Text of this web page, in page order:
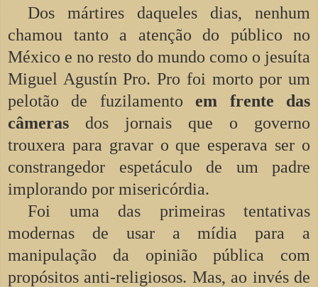
Dos mártires daqueles dias, nenhum
chamou tanto a atenção do público no
México e no resto do mundo como o jesuíta
Miguel Agustín Pro. Pro foi morto por um
pelotão de fuzilamentoem frente das
câmeras dos jornais que o governo
trouxera para gravar o que esperava ser o
constrangedor espetáculo de um padre
implorando por misericórdia.
Foi uma das primeiras tentativas
modernas de usar a mídia para a
manipulação da opinião pública com
propósitos anti-religiosos. Mas, ao invés de